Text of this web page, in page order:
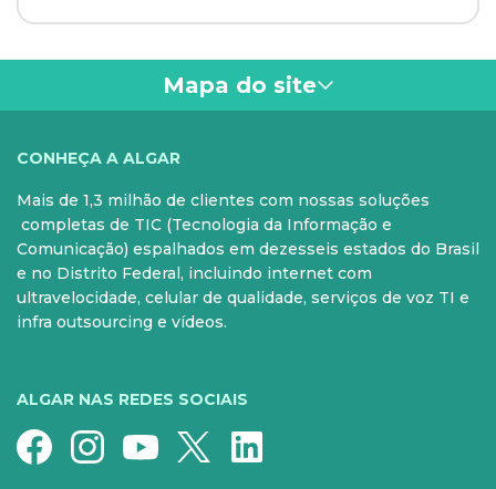
Mapa do site
PARA SUA CASA
Internet Fibra
Fixo
Super Wi-Fi
CELULAR
Controle e Pós
Aparelhos
CONHEÇA A ALGAR
Mais de 1,3 milhão de clientes com nossas soluções
completas de TIC (Tecnologia da Informação e
Comunicação) espalhados em dezesseis estados do Brasil
e no Distrito Federal, incluindo internet com
ultravelocidade, celular de qualidade, serviços de voz TI e
infra outsourcing e vídeos.
ALGAR NAS REDES SOCIAIS